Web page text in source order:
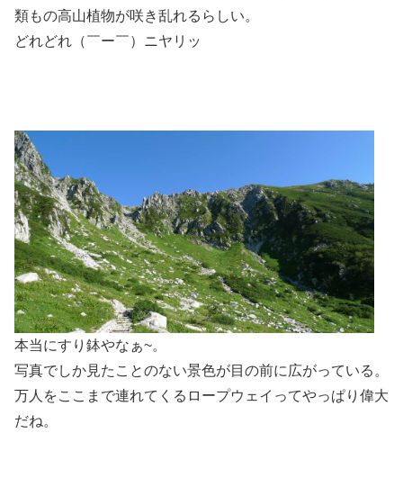
類もの高山植物が咲き乱れるらしい。
どれどれ（￣ー￣）ニヤリッ
本当にすり鉢やなぁ~。
写真でしか見たことのない景色が目の前に広がっている。
万人をここまで連れてくるロープウェイってやっぱり偉大
だね。